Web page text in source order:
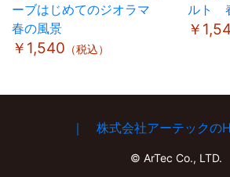
ーブはじめてのジオラマ
春の風景
￥1,540 （税込）
ルト
￥
｜ 株式会社アーテックの
© ArTec Co., LTD.